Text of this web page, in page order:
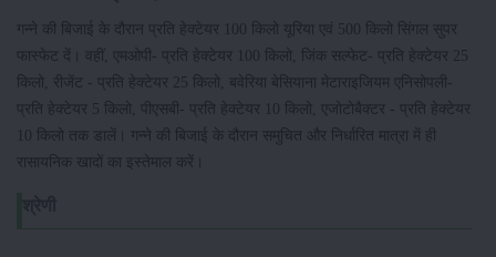
गन्ने की बिजाई के दौरान प्रति हेक्टेयर 100 किलो यूरिया एवं 500 किलो सिंगल सुपर
फास्फेट दें। वहीं, एमओपी- प्रति हेक्टेयर 100 किलो, जिंक सल्फेट- प्रति हेक्टेयर 25
किलो, रीजेंट - प्रति हेक्टेयर 25 किलो, बवेरिया बेसियाना मेटाराइजियम एनिसोपली-
प्रति हेक्टेयर 5 किलो, पीएसबी- प्रति हेक्टेयर 10 किलो, एजोटोबैक्टर - प्रति हेक्टेयर
10 किलो तक डालें। गन्ने की बिजाई के दौरान समुचित और निर्धारित मात्रा में ही
रासायनिक खादों का इस्तेमाल करें।